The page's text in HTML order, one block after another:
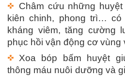
Châm cứu những
kiên chinh, phong trì… có
kháng viêm, tăng cường
phục hồi vận động cơ vùng
Xoa bóp bấm huyệt
thông máu nuôi dưỡng và